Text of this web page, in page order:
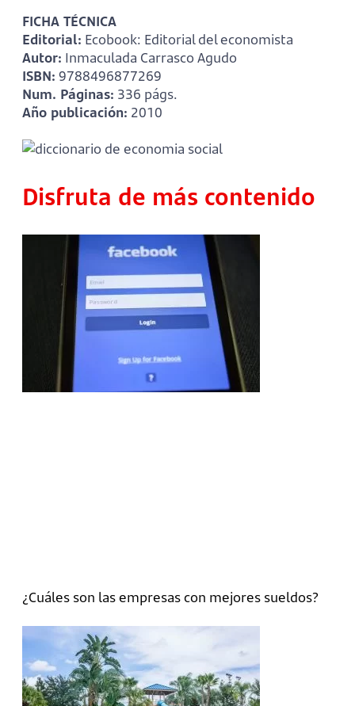
FICHA TÉCNICA
Editorial: Ecobook: Editorial del economista
Autor: Inmaculada Carrasco Agudo
ISBN: 9788496877269
Num. Páginas: 336 págs.
Año publicación: 2010
Disfruta de más contenido
¿Cuáles son las empresas con mejores sueldos?